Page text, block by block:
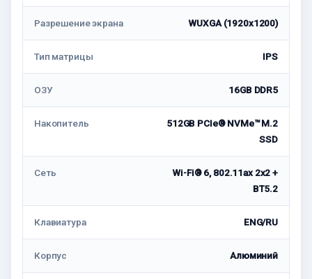
Разрешение экрана WUXGA (1920x1200)
Тип матрицы IPS
ОЗУ 16GB DDR5
Накопитель
512GB PCIe® NVMe™ M.2
SSD
Сеть
Wi-Fi® 6, 802.11ax 2x2 +
BT5.2
Клавиатура ENG/RU
Корпус Алюминий